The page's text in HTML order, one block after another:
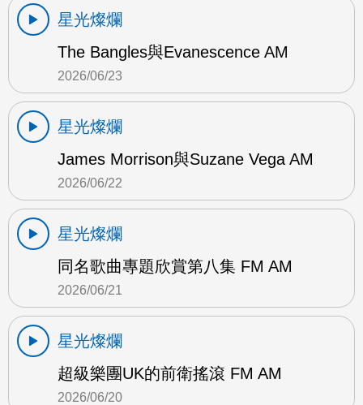
星光燦爛
The Bangles與Evanescence AM
2026/06/23
星光燦爛
James Morrison與Suzane Vega AM
2026/06/22
星光燦爛
同名歌曲專題欣賞第八集 FM AM
2026/06/21
星光燦爛
超級樂團UK的前衛搖滾 FM AM
2026/06/20